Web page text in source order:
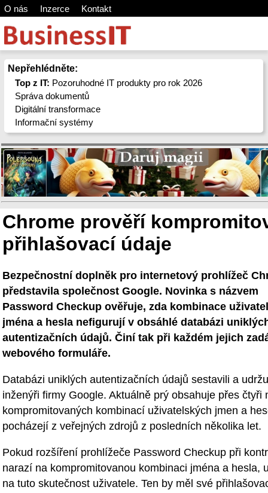
O nás Inzerce Kontakt
Nepřehlédněte:
Top z IT: Pozoruhodné IT produkty pro rok 2026
Správa dokumentů
Digitální transformace
Informační systémy
Chrome prověří
přihlašovací údaje
Bezpečnostní doplněk pro internetový prohlížeč
představila společnost Google. Novinka s názvem
Password Checkup ověřuje, zda kombinace
jména a hesla nefigurují v obsáhlé databázi
autentizačních údajů. Činí tak při každém jejich
webového formuláře.
Databázi uniklých autentizačních údajů sestavili a
inženýři firmy Google. Aktuálně prý obsahuje přes čtyři
kompromitovaných kombinací uživatelských jmen a
pocházejí z veřejných zdrojů z posledních několika let.
Pokud rozšíření prohlížeče Password Checkup při
narazí na kompromitovanou kombinaci jména a hesla,
na tuto skutečnost uživatele. Ten by měl své